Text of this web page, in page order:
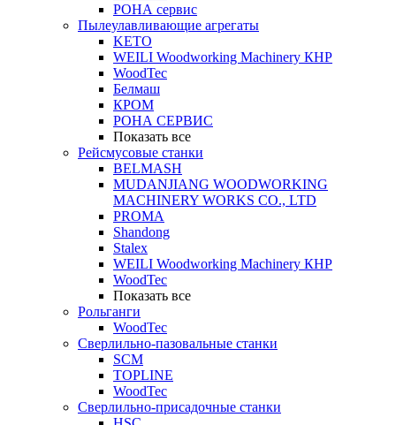
РОНА сервис
Пылеулавливающие агрегаты
KETO
WEILI Woodworking Machinery КНР
WoodTec
Белмаш
КРОМ
РОНА СЕРВИС
Показать все
Рейсмусовые станки
BELMASH
MUDANJIANG WOODWORKING
MACHINERY WORKS CO., LTD
PROMA
Shandong
Stalex
WEILI Woodworking Machinery КНР
WoodTec
Показать все
Рольганги
WoodTec
Сверлильно-пазовальные станки
SCM
TOPLINE
WoodTec
Сверлильно-присадочные станки